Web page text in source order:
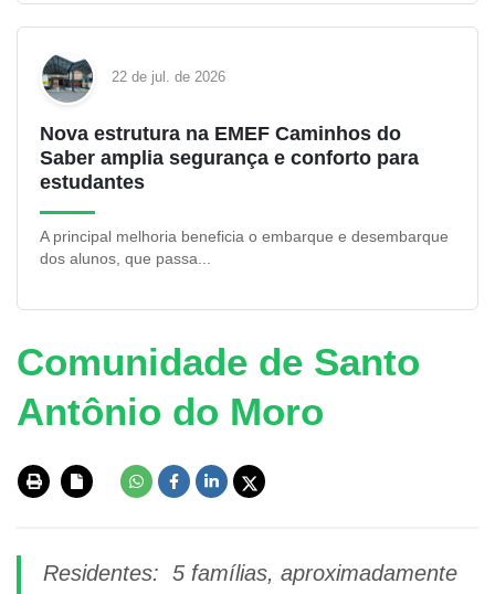
Comunidade de Santo
Antônio do Moro
Residentes: 5 famílias, aproximadamente
22 de jul. de 2026
Nova estrutura na EMEF Caminhos do
Saber amplia segurança e conforto para
estudantes
A principal melhoria beneficia o embarque e desembarque
dos alunos, que passa...